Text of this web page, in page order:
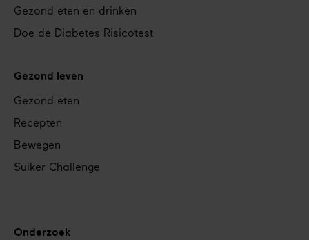
Gezond eten en drinken
Doe de Diabetes Risicotest
Gezond leven
Gezond eten
Recepten
Bewegen
Suiker Challenge
Onderzoek